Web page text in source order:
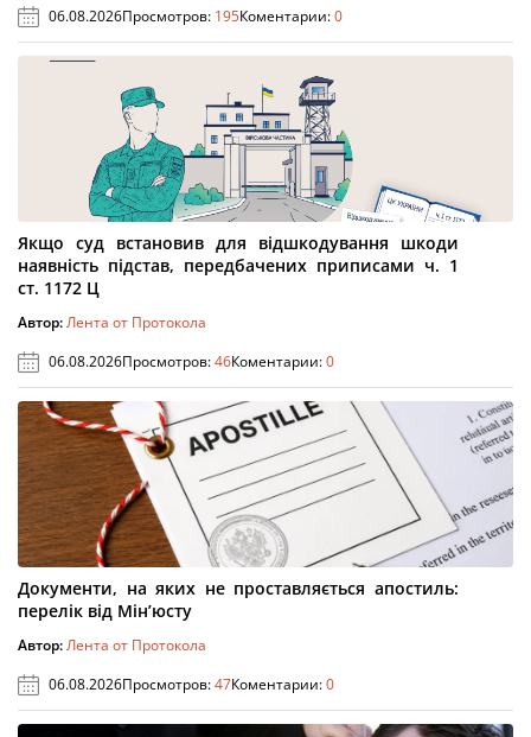
06.08.2026Просмотров: 195Коментарии:0
Якщо суд встановив для відшкодування шкоди
наявність підстав, передбачених приписами ч. 1
ст. 1172 Ц
Автор:Лента от Протокола
06.08.2026Просмотров:46Коментарии:0
Документи, на яких не проставляється апостиль:
перелік від Мін’юсту
Автор:Лента от Протокола
06.08.2026Просмотров:47Коментарии:0